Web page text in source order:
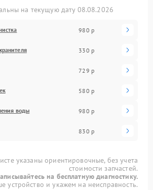
на текущую дату 08.08.2026
980 р
330 р
729 р
580 р
воды 980 р
830 р
указаны ориентировочные, без учета
стоимости запчастей.
на бесплатную диагностику.
устройство и укажем на неисправность.